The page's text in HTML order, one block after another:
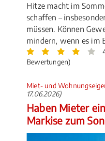
Hitze macht im
schaffen –
müssen. Können
mindern, wenn es im
Bewertungen)
Miet- und
17.06.2026)
Haben Mieter
Markise zum